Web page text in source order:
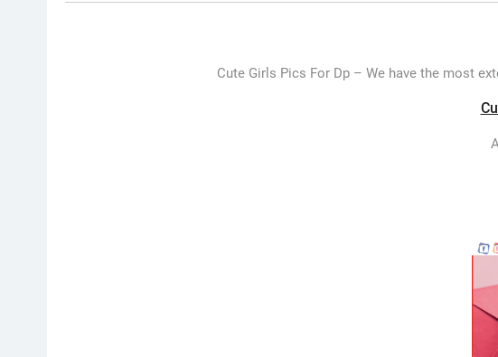
Cute Girls Pics For Dp – We have the most